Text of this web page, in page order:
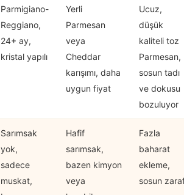
Parmigiano-
Reggiano,
24+ ay,
kristal yapılı
Yerli
Parmesan
veya
Cheddar
karışımı, daha
uygun fiyat
Ucuz,
düşük
kaliteli toz
Parmesan,
sosun tadı
ve dokusu
bozuluyor
Sarımsak
yok,
sadece
muskat,
Hafif
sarımsak,
bazen kimyon
veya
Fazla
baharat
ekleme,
sosun